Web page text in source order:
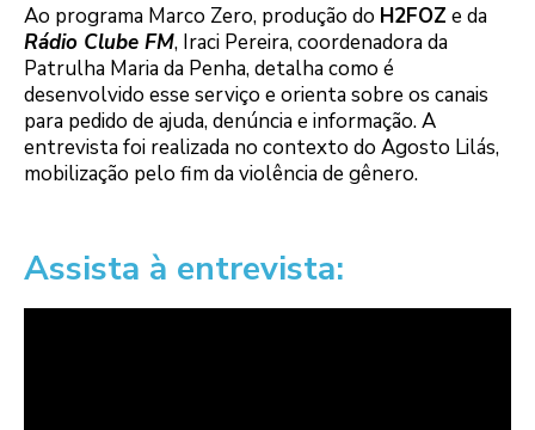
Ao programa Marco Zero, produção do H2FOZ e da
Rádio Clube FM, Iraci Pereira, coordenadora da
Patrulha Maria da Penha, detalha como é
desenvolvido esse serviço e orienta sobre os canais
para pedido de ajuda, denúncia e informação. A
entrevista foi realizada no contexto do Agosto Lilás,
mobilização pelo fim da violência de gênero.
Assista à entrevista: